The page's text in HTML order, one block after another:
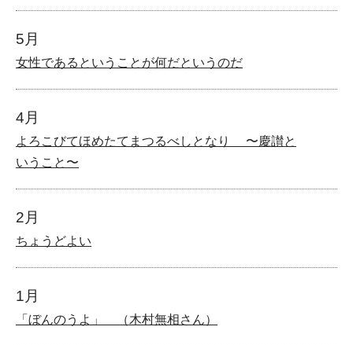
5月
女性であるということが何だというのだ
4月
よろこびてほめたてまつるべしとなり 〜慶讃と
いうこと〜
2月
ちょうどよい
1月
「ぼんのうよ」 （木村無相さん）